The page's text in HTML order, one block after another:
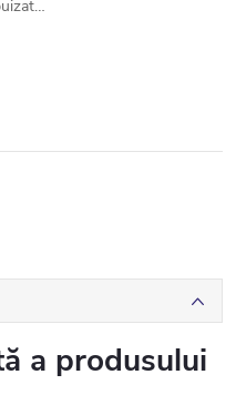
a produsului